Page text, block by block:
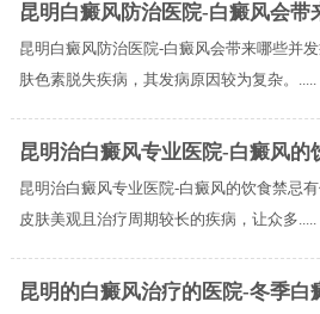
昆明白癜风防治医院-白癜风会带
昆明白癜风防治医院-白癜风会带来哪些并
肤色素脱失疾病，其发病原因较为复杂。.....
昆明治白癜风专业医院-白癜风的
昆明治白癜风专业医院-白癜风的饮食禁忌
皮肤美观且治疗周期较长的疾病，让众多.....
昆明的白癜风治疗的医院-冬季白